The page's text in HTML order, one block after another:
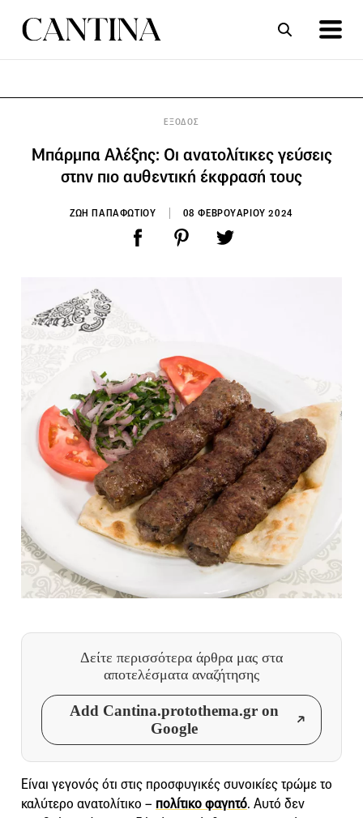
ΕΞΟΔΟΣ
Μπάρμπα Αλέξης: Οι ανατολίτικες γεύσεις
στην πιο αυθεντική έκφρασή τους
ΖΩΗ ΠΑΠΑΦΩΤΙΟΥ 08 ΦΕΒΡΟΥΑΡΙΟΥ 2024
Δείτε περισσότερα άρθρα μας στα
αποτελέσματα αναζήτησης
Add Cantina.protothema.gr on
Google
Είναι γεγονός ότι στις προσφυγικές συνοικίες τρώμε το
καλύτερο ανατολίτικο – πολίτικο φαγητό. Αυτό δεν